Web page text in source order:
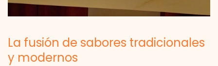
La fusión de sabores tradicionales
y modernos